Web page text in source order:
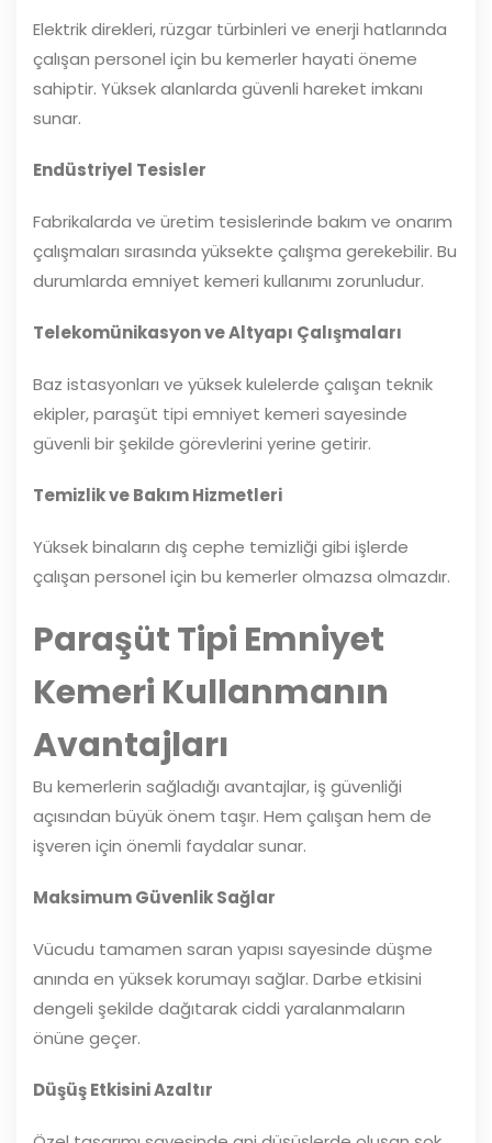
Elektrik direkleri, rüzgar türbinleri ve enerji hatlarında
çalışan personel için bu kemerler hayati öneme
sahiptir. Yüksek alanlarda güvenli hareket imkanı
sunar.
Endüstriyel Tesisler
Fabrikalarda ve üretim tesislerinde bakım ve onarım
çalışmaları sırasında yüksekte çalışma gerekebilir. Bu
durumlarda emniyet kemeri kullanımı zorunludur.
Telekomünikasyon ve Altyapı Çalışmaları
Baz istasyonları ve yüksek kulelerde çalışan teknik
ekipler, paraşüt tipi emniyet kemeri sayesinde
güvenli bir şekilde görevlerini yerine getirir.
Temizlik ve Bakım Hizmetleri
Yüksek binaların dış cephe temizliği gibi işlerde
çalışan personel için bu kemerler olmazsa olmazdır.
Paraşüt Tipi Emniyet
Kemeri Kullanmanın
Avantajları
Bu kemerlerin sağladığı avantajlar, iş güvenliği
açısından büyük önem taşır. Hem çalışan hem de
işveren için önemli faydalar sunar.
Maksimum Güvenlik Sağlar
Vücudu tamamen saran yapısı sayesinde düşme
anında en yüksek korumayı sağlar. Darbe etkisini
dengeli şekilde dağıtarak ciddi yaralanmaların
önüne geçer.
Düşüş Etkisini Azaltır